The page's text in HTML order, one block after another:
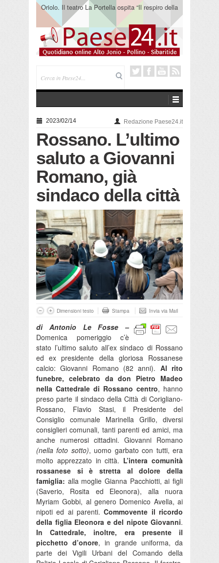
Oriolo. Il teatro La Portella ospita “Il respiro della
terra” del collettivo 365
2023/02/14 Redazione Paese24.it
Rossano. L’ultimo
saluto a Giovanni
Romano, già
sindaco della città
Dimensioni testo Stampa Invia via Mail
di Antonio Le Fosse –
Domenica pomeriggio c’è
stato l’ultimo saluto all’ex sindaco di Rossano
ed ex presidente della gloriosa Rossanese
calcio: Giovanni Romano (82 anni). Al rito
funebre, celebrato da don Pietro Madeo
nella Cattedrale di Rossano centro, hanno
preso parte il sindaco della Città di Corigliano-
Rossano, Flavio Stasi, il Presidente del
Consiglio comunale Marinella Grillo, diversi
consiglieri comunali, tanti parenti ed amici, ma
anche numerosi cittadini. Giovanni Romano
(nella foto sotto), uomo garbato con tutti, era
molto apprezzato in città. L’intera comunità
rossanese si è stretta al dolore della
famiglia: alla moglie Gianna Pacchiotti, ai figli
(Saverio, Rosita ed Eleonora), alla nuora
Myriam Gobbi, al genero Domenico Avella, ai
nipoti ed ai parenti.Commovente il ricordo
della figlia Eleonora e del nipote Giovanni.
In Cattedrale, inoltre, era presente il
picchetto d’onore, in grande uniforma, da
parte dei Vigili Urbani del Comando della